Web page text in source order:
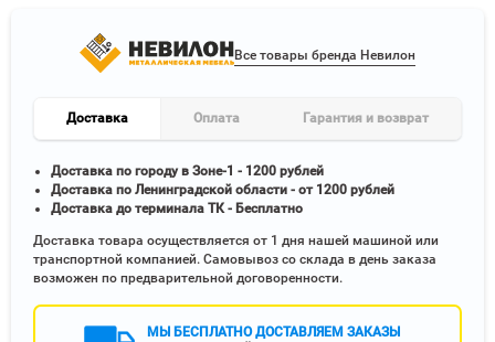
Все товары бренда Невилон
Доставка Оплата Гарантия и возврат
Доставка по городу в Зоне-1 - 1200 рублей
Доставка по Ленинградской области - от 1200 рублей
Доставка до терминала ТК - Бесплатно
Доставка товара осуществляется от 1 дня нашей машиной или
транспортной компанией. Самовывоз со склада в день заказа
возможен по предварительной договоренности.
МЫ БЕСПЛАТНО ДОСТАВЛЯЕМ ЗАКАЗЫ